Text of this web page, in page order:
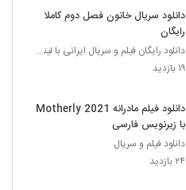
دانلود سریال خاتون فصل دوم کاملا
رایگان
دانلود رایگان فیلم و سریال ایرانی با لینک مستقیم
۱۹ بازدید
دانلود فیلم مادرانه Motherly 2021
با زیرنویس فارسی
دانلود فیلم و سریال
۲۴ بازدید